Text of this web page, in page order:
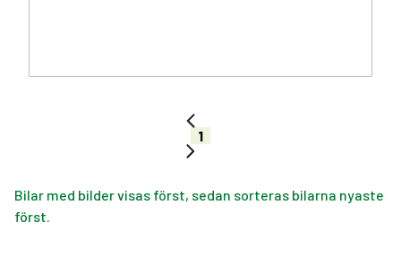
1
Bilar med bilder visas först, sedan sorteras bilarna nyaste
först.